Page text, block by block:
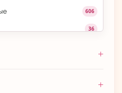
606
36